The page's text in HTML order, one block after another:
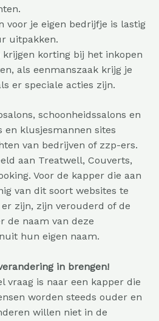
voor je eigen bedrijfje is lastig
uitpakken.
krijgen korting bij het inkopen
als eenmanszaak krijg je
er speciale acties zijn.
schoonheidssalons en
en klusjesmannen sites
van bedrijven of zzp-ers.
aan Treatwell, Couverts,
Voor de kapper die aan
van dit soort websites te
zijn, zijn verouderd of de
de naam van deze
hun eigen naam.
in brengen!
vraag is naar een kapper die
worden steeds ouder en
willen niet in de